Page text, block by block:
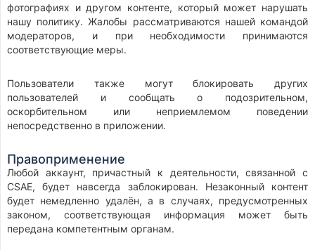
фотографиях и другом контенте, который может нарушать
нашу политику. Жалобы рассматриваются нашей командой
модераторов, и при необходимости принимаются
соответствующие меры.
Пользователи также могут блокировать других
пользователей и сообщать о подозрительном,
оскорбительном или неприемлемом поведении
непосредственно в приложении.
Правоприменение
Любой аккаунт, причастный к деятельности, связанной с
CSAE, будет навсегда заблокирован. Незаконный контент
будет немедленно удалён, а в случаях, предусмотренных
законом, соответствующая информация может быть
передана компетентным органам.